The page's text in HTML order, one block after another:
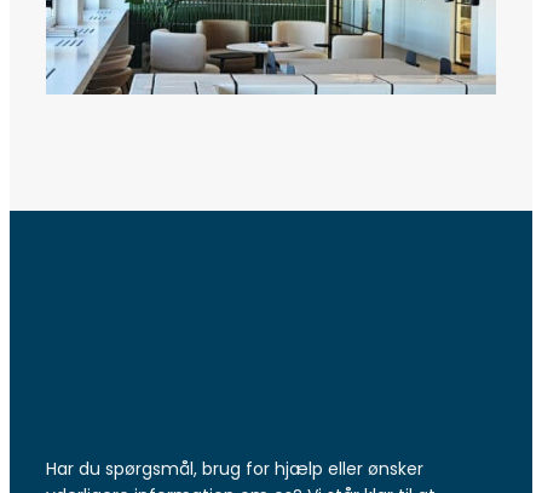
Har du spørgsmål, brug for hjælp eller ønsker